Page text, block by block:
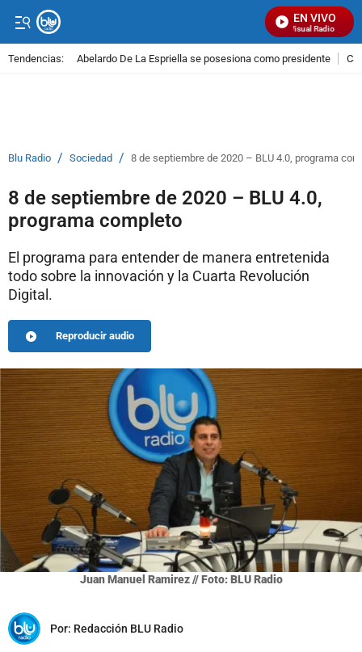
EN VIVO
Señal Visual Radio
Tendencias: Abelardo De La Espriella se posesiona como presidente
Blu Radio / Sociedad / 8 de septiembre de 2020 – BLU 4.0, programa
8 de septiembre de 2020 – BLU 4.0,
programa completo
El programa para entender de manera entretenida
todo sobre la innovación y la Cuarta Revolución
Digital.
Reproducir audio
Juan Manuel Ramirez // Foto: BLU Radio
Por: Redacción BLU Radio